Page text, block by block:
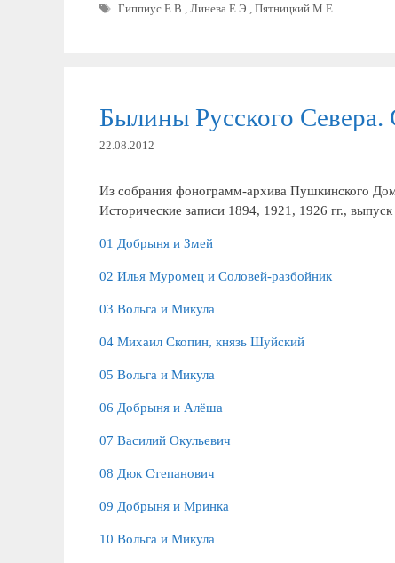
Метки
Гиппиус Е.В. Линева Е.Э. Пятницкий М.Е.
Былины Русского
22.08.2012
Из собрания фонограмм-архива Пушкинского
Исторические записи 1894, 1921, 1926 гг.,
01 Добрыня и Змей
02 Илья Муромец и Соловей-разбойник
03 Вольга и Микула
04 Михаил Скопин, князь Шуйский
05 Вольга и Микула
06 Добрыня и Алёша
07 Василий Окульевич
08 Дюк Степанович
09 Добрыня и Мринка
10 Вольга и Микула